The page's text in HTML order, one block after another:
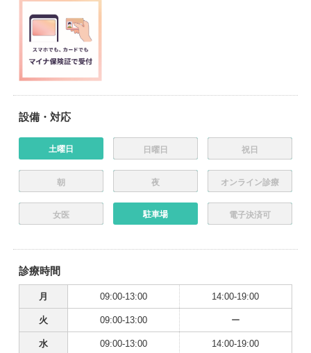
設備・対応
土曜日 日曜日 祝日
朝 夜 オンライン診療
女医 駐車場 電子決済可
診療時間
月 09:00-13:00 14:00-19:00
火 09:00-13:00 ー
水 09:00-13:00 14:00-19:00